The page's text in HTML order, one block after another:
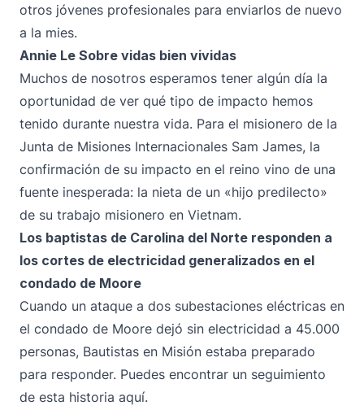
otros jóvenes profesionales para enviarlos de nuevo
a la mies.
Annie Le Sobre vidas bien vividas
Muchos de nosotros esperamos tener algún día la
oportunidad de ver qué tipo de impacto hemos
tenido durante nuestra vida. Para el misionero de la
Junta de Misiones Internacionales Sam James, la
confirmación de su impacto en el reino vino de una
fuente inesperada: la nieta de un «hijo predilecto»
de su trabajo misionero en Vietnam.
Los baptistas de Carolina del Norte responden a
los cortes de electricidad generalizados en el
condado de Moore
Cuando un ataque a dos subestaciones eléctricas en
el condado de Moore dejó sin electricidad a 45.000
personas, Bautistas en Misión estaba preparado
para responder. Puedes encontrar un seguimiento
de esta historia aquí.